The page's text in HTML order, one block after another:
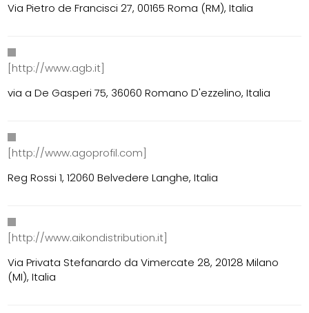
Via Pietro de Francisci 27, 00165 Roma (RM), Italia
[http://www.agb.it]
via a De Gasperi 75, 36060 Romano D'ezzelino, Italia
[http://www.agoprofil.com]
Reg Rossi 1, 12060 Belvedere Langhe, Italia
[http://www.aikondistribution.it]
Via Privata Stefanardo da Vimercate 28, 20128 Milano
(MI), Italia